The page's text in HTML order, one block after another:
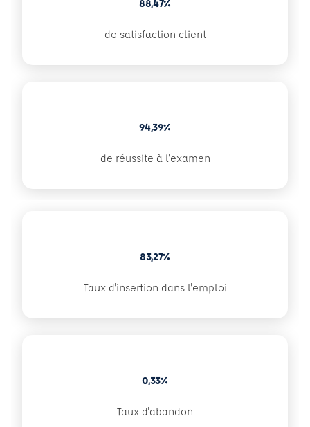
88,47%
de satisfaction client
94,39%
de réussite à l'examen
83,27%
Taux d'insertion dans l'emploi
0,33%
Taux d'abandon